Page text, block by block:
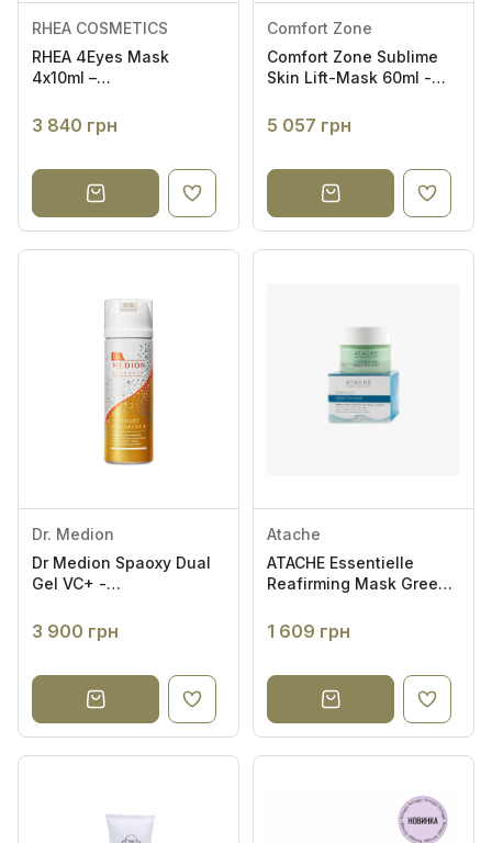
Vivant Skin Care
Ефект на шкірі
RHEA COSMETICS
RHEA 4Eyes Mask
4х10ml –
маска для контуру
очей та області чола
3 840 грн
Comfort Zone
Comfort Zone Sublime
Skin Lift-Mask 60ml -
5 057 грн
Dr. Medion
Dr Medion Spaoxy Dual
Gel VC+ -
СО2
3 900 грн
Atache
ATACHE Essentielle
Reafirming Mask Green
Відновлювальна і
заспокійлива маска з
чаю
1 609 грн